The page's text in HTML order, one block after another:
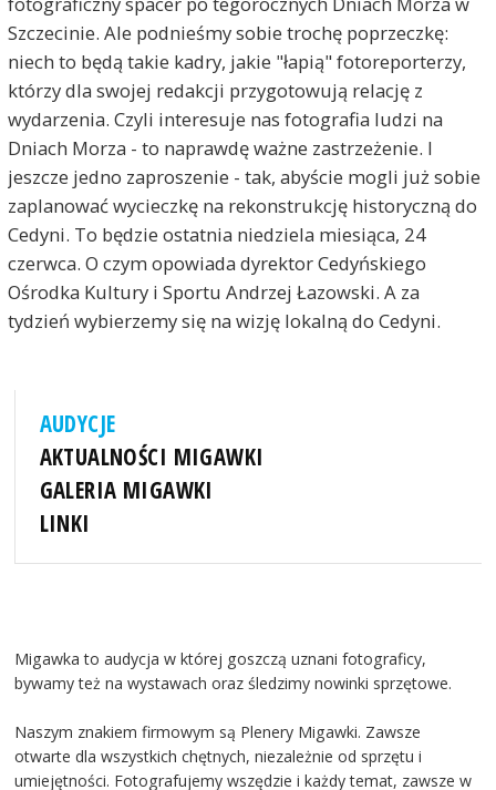
Szczecinie. Ale podnieśmy sobie trochę poprzeczkę:
niech to będą takie kadry, jakie "łapią" fotoreporterzy,
którzy dla swojej redakcji przygotowują relację z
wydarzenia. Czyli interesuje nas fotografia ludzi na
Dniach Morza - to naprawdę ważne zastrzeżenie. I
jeszcze jedno zaproszenie - tak, abyście mogli już sobie
zaplanować wycieczkę na rekonstrukcję historyczną do
Cedyni. To będzie ostatnia niedziela miesiąca, 24
czerwca. O czym opowiada dyrektor Cedyńskiego
Ośrodka Kultury i Sportu Andrzej Łazowski. A za
tydzień wybierzemy się na wizję lokalną do Cedyni.
AUDYCJE
AKTUALNOŚCI MIGAWKI
GALERIA MIGAWKI
LINKI
Migawka to audycja w której goszczą uznani fotograficy,
bywamy też na wystawach oraz śledzimy nowinki sprzętowe.
Naszym znakiem firmowym są Plenery Migawki. Zawsze
otwarte dla wszystkich chętnych, niezależnie od sprzętu i
umiejętności. Fotografujemy wszędzie i każdy temat, zawsze w